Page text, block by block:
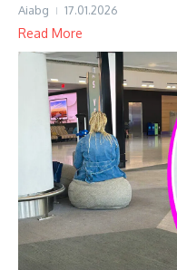
Aiabg 17.01.2026
Read More